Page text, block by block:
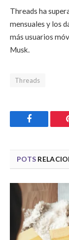
Threads ha
mensuales y los
más usuarios
Musk.
Threads
Facebook
POTS